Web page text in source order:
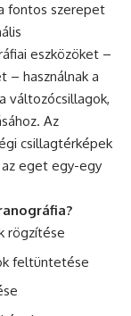
fontos szerepet
eszközöket –
– használnak a
változócsillagok,
Az
csillagtérképek
eget egy-egy
rögzítése
feltüntetése